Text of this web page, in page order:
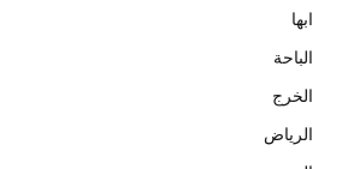
ابها
الباحة
الخرج
الرياض